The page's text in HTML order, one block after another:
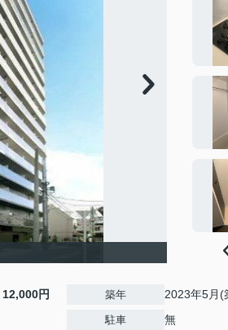
12,000円 築年 2023年5月(
駐車 無